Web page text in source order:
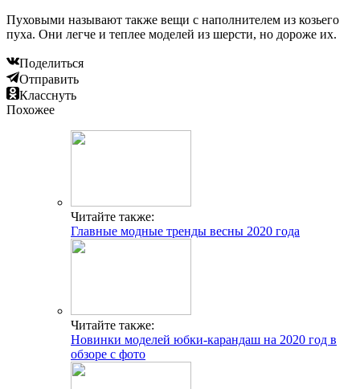
Пуховыми называют также вещи с наполнителем из козьего
пуха. Они легче и теплее моделей из шерсти, но дороже их.
Поделиться
Отправить
Класснуть
Похожее
Читайте также:
Главные модные тренды весны 2020 года
Читайте также:
Новинки моделей юбки-карандаш на 2020 год в
обзоре с фото